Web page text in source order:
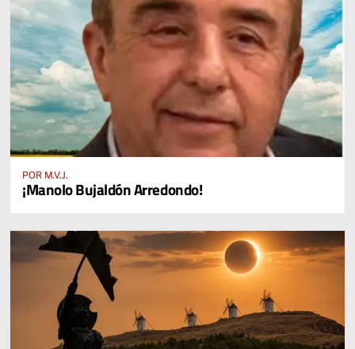
POR M.V.J.
¡Manolo Bujaldón Arredondo!